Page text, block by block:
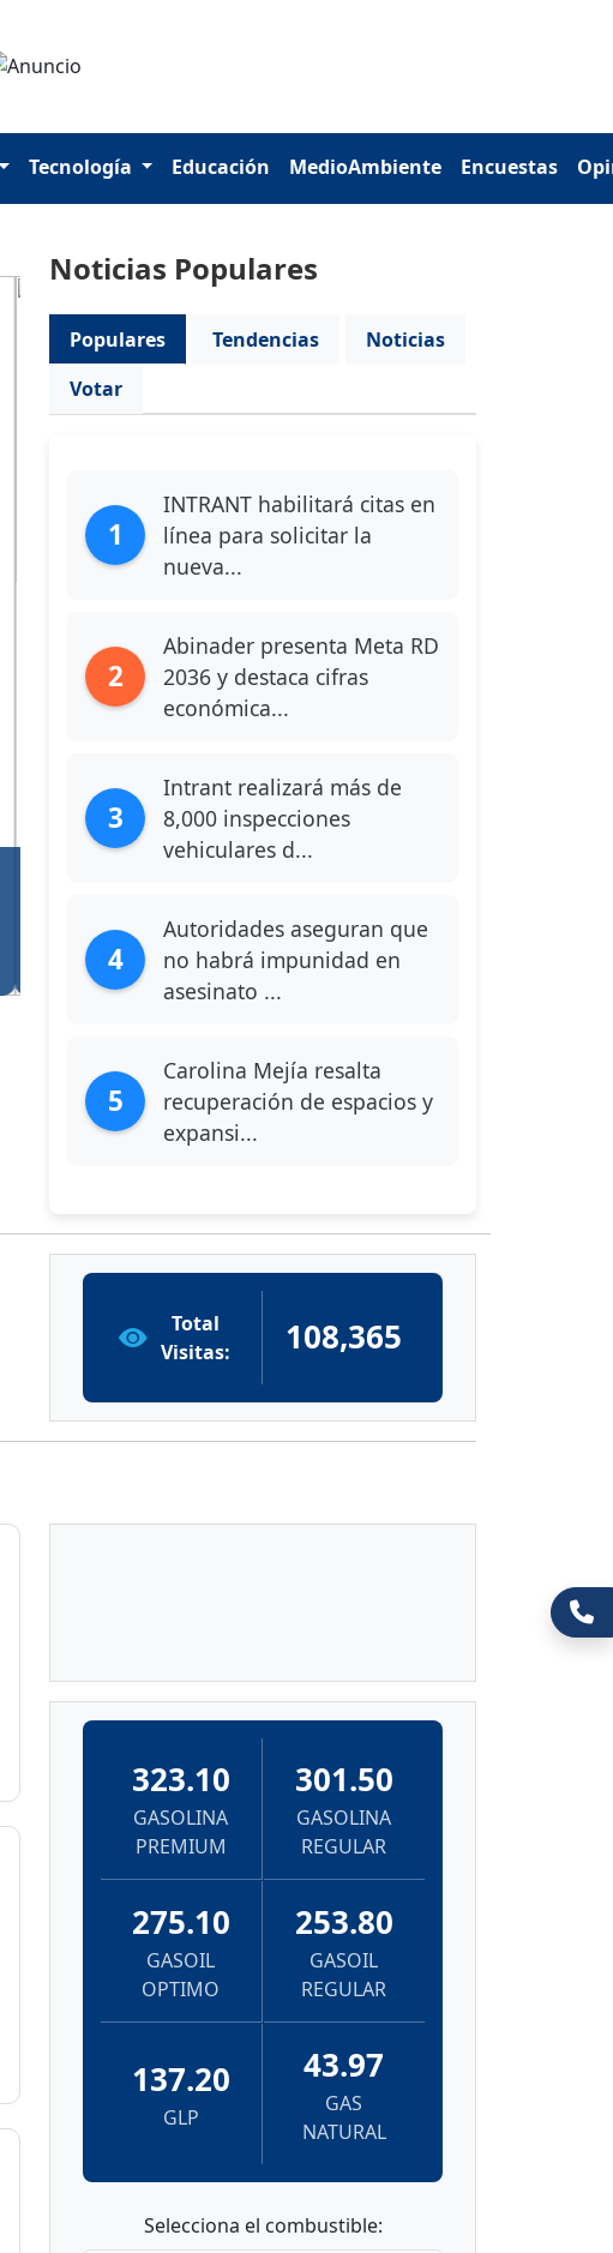
Tecnología Educación MedioAmbiente Encuestas
Noticias Populares
Populares Tendencias
Noticias
Votar
1
INTRANT habilitará citas en
línea para solicitar la
nueva...
2
Abinader presenta Meta RD
2036 y destaca cifras
económica...
3
Intrant realizará más de
8,000 inspecciones
vehiculares d...
4
Autoridades aseguran que
no habrá impunidad en
asesinato ...
5
Carolina Mejía resalta
recuperación de espacios y
expansi...
Total
Visitas:
108,365
323.10
GASOLINA
PREMIUM
301.50
GASOLINA
REGULAR
275.10
GASOIL
OPTIMO
253.80
GASOIL
REGULAR
137.20
GLP
43.97
GAS
NATURAL
Selecciona el combustible: